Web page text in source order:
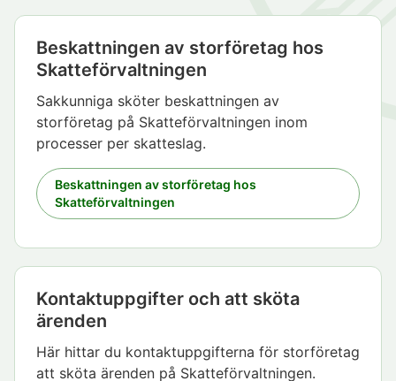
Beskattningen av storföretag hos
Skatteförvaltningen
Sakkunniga sköter beskattningen av
storföretag på Skatteförvaltningen inom
processer per skatteslag.
Beskattningen av storföretag hos
Skatteförvaltningen
Kontaktuppgifter och att sköta
ärenden
Här hittar du kontaktuppgifterna för storföretag
att sköta ärenden på Skatteförvaltningen.